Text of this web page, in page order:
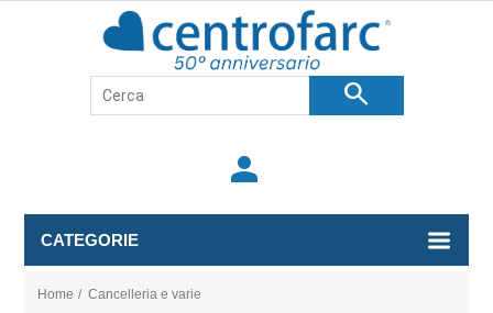
search
person
CATEGORIE
Home / Cancelleria e varie